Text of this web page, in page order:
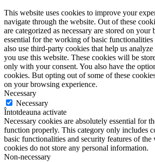
This website uses cookies to improve your
navigate through the website. Out of these
are categorized as necessary are stored on your
essential for the working of basic
also use third-party cookies that help us
you use this website. These cookies will be
only with your consent. You also have the
cookies. But opting out of some of these
on your browsing experience.
Necessary
Necessary
Întotdeauna activate
Necessary cookies are absolutely essential for
function properly. This category only includes
basic functionalities and security features of the
cookies do not store any personal information.
Non-necessary